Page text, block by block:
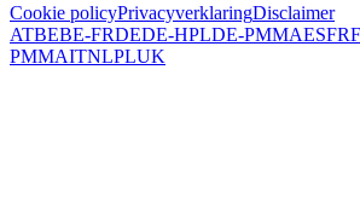
Cookie policyPrivacyverklaringDisclaimer
ATBEBE-FRDEDE-HPLDE-PMMAESFR
PMMAITNLPLUK